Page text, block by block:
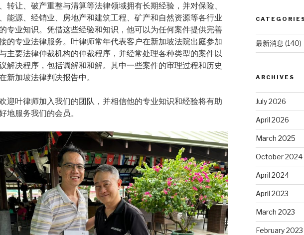
转让、破产重整与清算等法律领域拥有长期经验，并对保险、
能源、经销业、房地产和建筑工程、矿产和自然资源等各行业
专业知识。凭借这些经验和知识，他可以为任何案件提供完善
的专业法律服务。叶律师常年代表客户在新加坡法院出庭参加
主要法律仲裁机构的仲裁程序，并经常处理各种类型的案件以
解决程序，包括调解和和解。其中一些案件的审理过程和历史
新加坡法律判决报告中。
迎叶律师加入我们的团队，并相信他的专业知识和经验将有助
地服务我们的会员。
最新消息 (140)
ARCHIVES
July 2026
April 2026
March 2025
October 2024
April 2024
April 2023
March 2023
February 2023